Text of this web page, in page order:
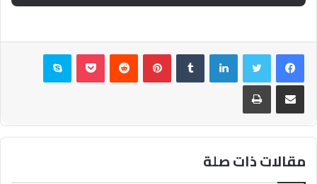
فيسبوكتويتر لينكدإن بينتيريست بوكيت سكايب
مشاركة عبر البريد طباعة
مقالات ذات صلة